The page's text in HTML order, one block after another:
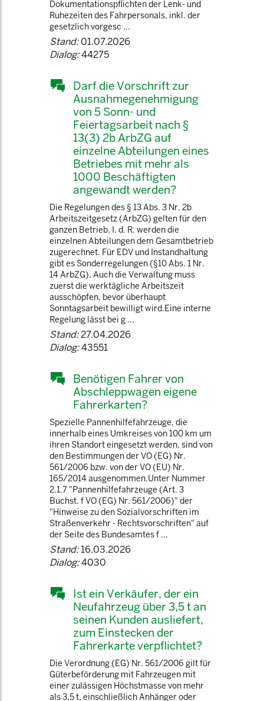
Dokumentationspflichten der Lenk- und
Ruhezeiten des Fahrpersonals, inkl. der
gesetzlich vorgesc ...
Stand:01.07.2026
Dialog:44275
Darf die Vorschrift zur
Ausnahmegenehmigung
von 5 Sonn- und
Feiertagsarbeit nach §
13(3) 2b ArbZG auf
einzelne Abteilungen eines
Betriebes mit mehr als
1000 Beschäftigten
angewandt werden?
Die Regelungen des § 13 Abs. 3 Nr. 2b
Arbeitszeitgesetz (ArbZG) gelten für den
ganzen Betrieb. I. d. R. werden die
einzelnen Abteilungen dem Gesamtbetrieb
zugerechnet. Für EDV und Instandhaltung
gibt es Sonderregelungen (§10 Abs. 1 Nr.
14 ArbZG). Auch die Verwaltung muss
zuerst die werktägliche Arbeitszeit
ausschöpfen, bevor überhaupt
Sonntagsarbeit bewilligt wird.Eine interne
Regelung lässt bei g ...
Stand:27.04.2026
Dialog:43551
Benötigen Fahrer von
Abschleppwagen eigene
Fahrerkarten?
Spezielle Pannenhilfefahrzeuge, die
innerhalb eines Umkreises von 100 km um
ihren Standort eingesetzt werden, sind von
den Bestimmungen der VO (EG) Nr.
561/2006 bzw. von der VO (EU) Nr.
165/2014 ausgenommen.Unter Nummer
2.1.7 "Pannenhilfefahrzeuge (Art. 3
Buchst. f VO (EG) Nr. 561/2006)" der
"Hinweise zu den Sozialvorschriften im
Straßenverkehr - Rechtsvorschriften" auf
der Seite des Bundesamtes f ...
Stand:16.03.2026
Dialog:4030
Ist ein Verkäufer, der ein
Neufahrzeug über 3,5 t an
seinen Kunden ausliefert,
zum Einstecken der
Fahrerkarte verpflichtet?
Die Verordnung (EG) Nr. 561/2006 gilt für
Güterbeförderung mit Fahrzeugen mit
einer zulässigen Höchstmasse von mehr
als 3,5 t, einschließlich Anhänger oder